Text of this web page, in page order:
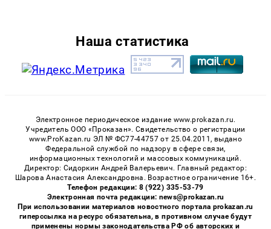
Наша статистика
Электронное периодическое издание www.prokazan.ru.
Учредитель ООО «Проказан». Cвидетельство о регистрации
www.ProKazan.ru ЭЛ № ФС77-44757 от 25.04.2011, выдано
Федеральной службой по надзору в сфере связи,
информационных технологий и массовых коммуникаций.
Директор: Сидоркин Андрей Валерьевич. Главный редактор:
Шарова Анастасия Александровна. Возрастное ограничение 16+.
Телефон редакции: 8 (922) 335-53-79
Электронная почта редакции: news@prokazan.ru
При использовании материалов новостного портала prokazan.ru
гиперссылка на ресурс обязательна, в противном случае будут
применены нормы законодательства РФ об авторских и